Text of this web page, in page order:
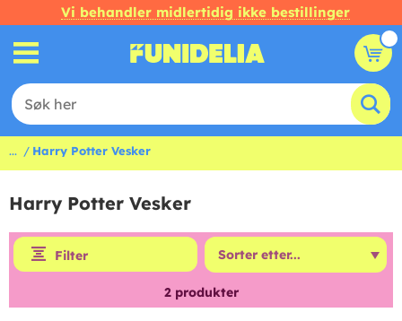
Vi behandler midlertidig ikke bestillinger
... Harry Potter Vesker
Harry Potter Vesker
Filter
2produkter